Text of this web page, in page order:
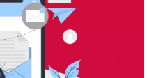
Utilizamos "cookies" en
usuario una experiencia
recordando sus preferencias
clic en "Aceptar todas",
"cookies". Sin embargo,
cookies" para concedir un